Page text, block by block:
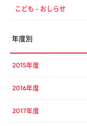
こども - おしらせ
年度別
2015年度
2016年度
2017年度